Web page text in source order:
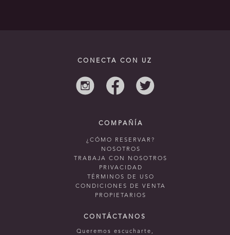
CONECTA CON UZ
COMPAÑÍA
¿CÓMO RESERVAR?
NOSOTROS
TRABAJA CON NOSOTROS
PRIVACIDAD
TÉRMINOS DE USO
CONDICIONES DE VENTA
PROPIETARIOS
CONTÁCTANOS
Queremos escucharte,